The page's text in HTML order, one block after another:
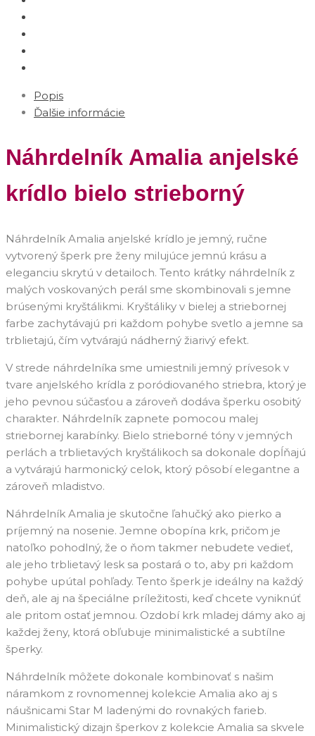
Popis
Ďalšie informácie
Náhrdelník Amalia anjelské
krídlo bielo strieborný
Náhrdelník Amalia anjelské krídlo je jemný, ručne
vytvorený šperk pre ženy milujúce jemnú krásu a
eleganciu skrytú v detailoch. Tento krátky náhrdelník z
malých voskovaných perál sme skombinovali s jemne
brúsenými kryštálikmi. Kryštáliky v bielej a striebornej
farbe zachytávajú pri každom pohybe svetlo a jemne sa
trblietajú, čím vytvárajú nádherný žiarivý efekt.
V strede náhrdelníka sme umiestnili jemný prívesok v
tvare anjelského krídla z poródiovaného striebra, ktorý je
jeho pevnou súčasťou a zároveň dodáva šperku osobitý
charakter. Náhrdelník zapnete pomocou malej
striebornej karabínky. Bielo strieborné tóny v jemných
perlách a trblietavých kryštálikoch sa dokonale dopĺňajú
a vytvárajú harmonický celok, ktorý pôsobí elegantne a
zároveň mladistvo.
Náhrdelník Amalia je skutočne ľahučký ako pierko a
príjemný na nosenie. Jemne obopína krk, pričom je
natoľko pohodlný, že o ňom takmer nebudete vedieť,
ale jeho trblietavý lesk sa postará o to, aby pri každom
pohybe upútal pohľady. Tento šperk je ideálny na každý
deň, ale aj na špeciálne príležitosti, keď chcete vyniknúť
ale pritom ostať jemnou. Ozdobí krk mladej dámy ako aj
každej ženy, ktorá obľubuje minimalistické a subtílne
šperky.
Náhrdelník môžete dokonale kombinovať s našim
náramkom z rovnomennej kolekcie Amalia ako aj s
náušnicami Star M ladenými do rovnakých farieb.
Minimalistický dizajn šperkov z kolekcie Amalia sa skvele